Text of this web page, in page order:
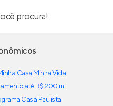
procura!
Casa Minha Vida
até R$ 200 mil
Casa Paulista